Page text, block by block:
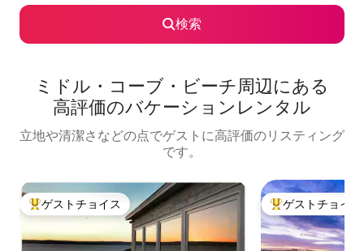
検索
ミドル・コーブ・ビーチ⁠周⁠辺⁠に⁠あ⁠る
高⁠評⁠価⁠のバ⁠ケ⁠ー⁠シ⁠ョ⁠ン⁠レ⁠ン⁠タ⁠ル
立地や清潔さなどの点でゲストに高評価のリスティング
です。
大好評のゲストチョイスです。
ゲストチョイス 大好評のゲスト
ゲストチョイス